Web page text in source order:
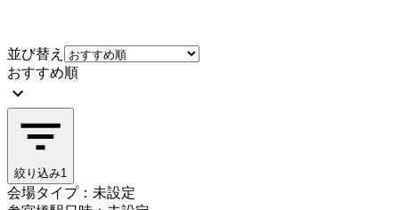
並び替え
おすすめ順
絞り込み1
会場タイプ：未設定